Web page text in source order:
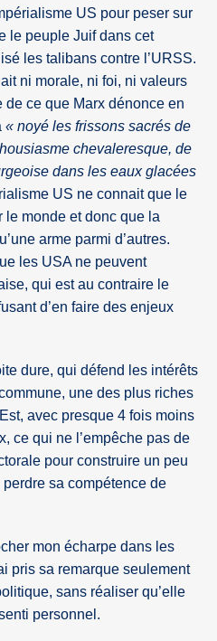
US pour peser sur
le peuple Juif dans cet
les talibans contre l’URSS.
ni morale, ni foi, ni valeurs
de ce que Marx dénonce en
« noyé les frissons sacrés de
chevaleresque, de
dans les eaux glacées
US ne connait que le
monde et donc que la
arme parmi d’autres.
les USA ne peuvent
qui est au contraire le
d’en faire des enjeux
dure, qui défend les intérêts
une des plus riches
avec presque 4 fois moins
ce qui ne l’empêche pas de
pour construire un peu
sa compétence de
mon écharpe dans les
pris sa remarque seulement
sans réaliser qu’elle
personnel.